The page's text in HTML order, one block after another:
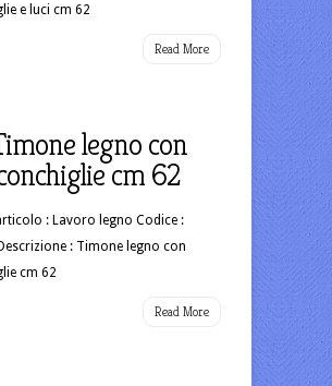
e luci cm 62
Read More
legno con
cm 62
: Lavoro legno Codice :
: Timone legno con
cm 62
Read More